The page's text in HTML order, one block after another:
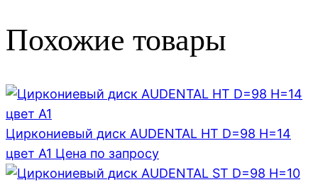
Похожие товары
Циркониевый диск AUDENTAL HT D=98 H=14
цвет A1 Цена по запросу